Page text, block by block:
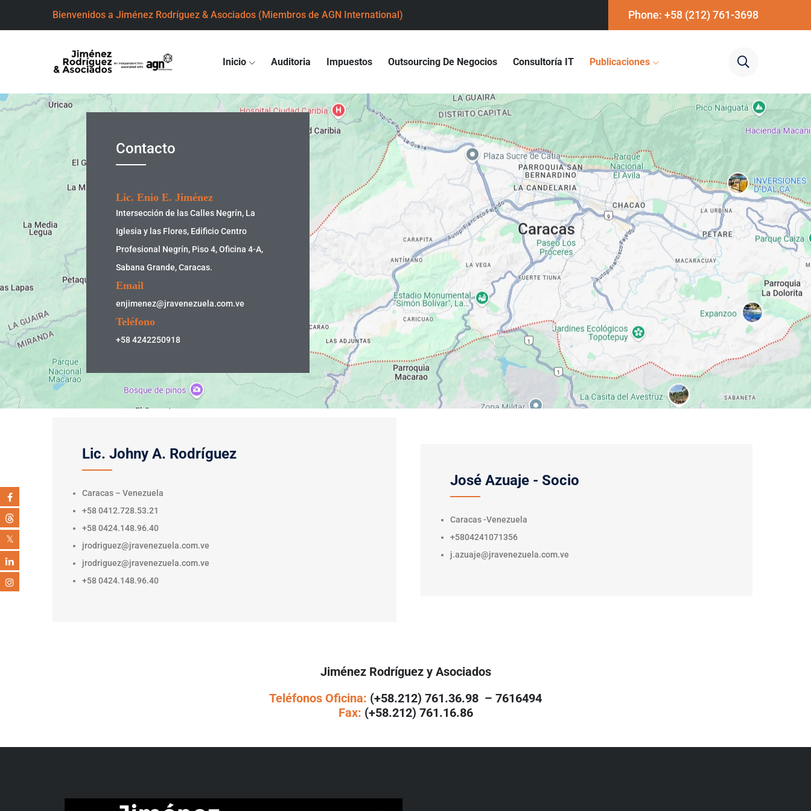
Bienvenidos a Jiménez Rodríguez & Asociados (Miembros de AGN International) Phone: +58 (212) 761-3698
Inicio Auditoria Impuestos Outsourcing De Negocios Consultoría IT Publicaciones
Contacto
Lic. Enio E. Jiménez
Intersección de las Calles Negrín, La
Iglesia y las Flores, Edificio Centro
Profesional Negrín, Piso 4, Oficina 4-A,
Sabana Grande, Caracas.
Email
enjimenez@jravenezuela.com.ve
Teléfono
+58 4242250918
Lic. Johny A. Rodríguez
Caracas – Venezuela
+58 0412.728.53.21
+58 0424.148.96.40
jrodriguez@jravenezuela.com.ve
jrodriguez@jravenezuela.com.ve
+58 0424.148.96.40
José Azuaje - Socio
Caracas -Venezuela
+5804241071356
j.azuaje@jravenezuela.com.ve
Jiménez Rodríguez y Asociados
Teléfonos Oficina: (+58.212) 761.36.98 – 7616494
Fax: (+58.212) 761.16.86